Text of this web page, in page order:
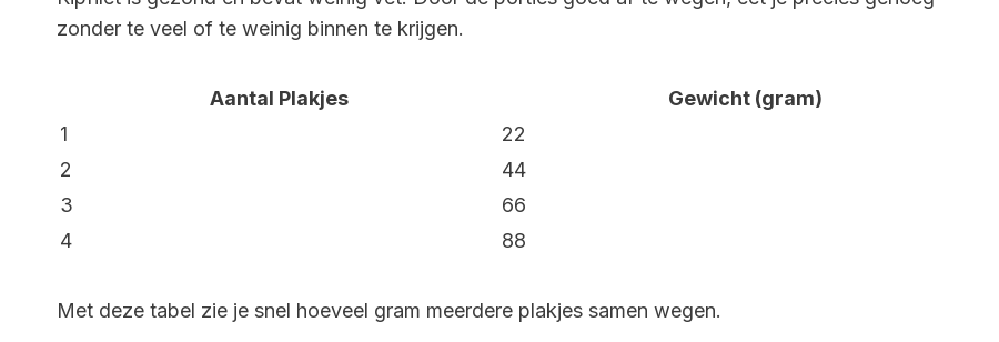
zonder te veel of te weinig binnen te krijgen.
Aantal Plakjes
Gewicht (gram)
1
22
2
44
3
66
4
88
Met deze tabel zie je snel hoeveel gram meerdere plakjes samen wegen.